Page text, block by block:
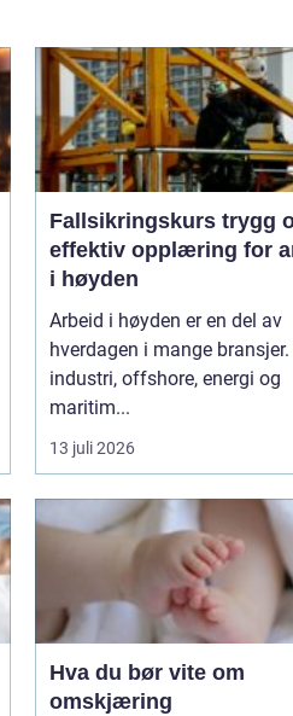
Fallsikringskurs trygg og
effektiv opplæring for
i høyden
Arbeid i høyden er en del av
hverdagen i mange bransjer.
industri, offshore, energi og
maritim...
13 juli 2026
Hva du bør vite om
omskjæring